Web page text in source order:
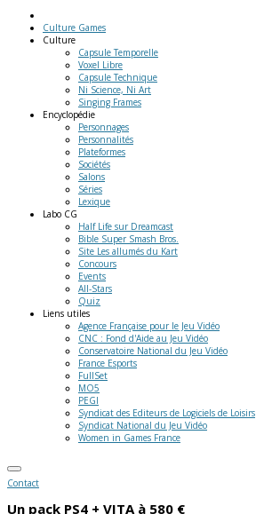
Culture Games
Culture
Capsule Temporelle
Voxel Libre
Capsule Technique
Ni Science, Ni Art
Singing Frames
Encyclopédie
Personnages
Personnalités
Plateformes
Sociétés
Salons
Séries
Lexique
Labo CG
Half Life sur Dreamcast
Bible Super Smash Bros.
Site Les allumés du Kart
Concours
Events
All-Stars
Quiz
Liens utiles
Agence Française pour le Jeu Vidéo
CNC : Fond d'Aide au Jeu Vidéo
Conservatoire National du Jeu Vidéo
France Esports
FullSet
MO5
PEGI
Syndicat des Editeurs de Logiciels de Loisirs
Syndicat National du Jeu Vidéo
Women in Games France
Contact
Un pack PS4 + VITA à 580 €